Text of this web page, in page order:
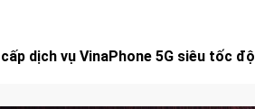
dịch vụ VinaPhone 5G siêu tốc độ